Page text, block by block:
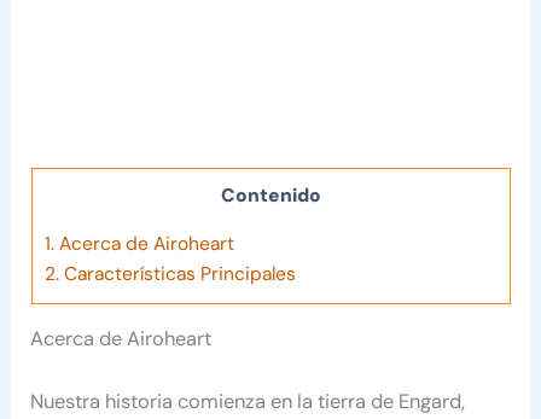
Contenido
1.Acerca de Airoheart
2.Características Principales
Acerca de Airoheart
Nuestra historia comienza en la tierra de Engard,